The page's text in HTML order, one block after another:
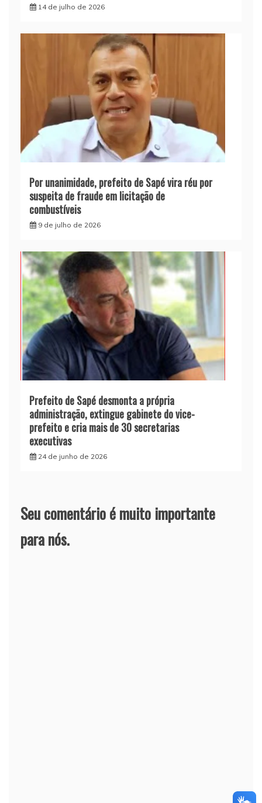
14 de julho de 2026
Por unanimidade, prefeito de Sapé vira réu por
suspeita de fraude em licitação de
combustíveis
9 de julho de 2026
Prefeito de Sapé desmonta a própria
administração, extingue gabinete do vice-
prefeito e cria mais de 30 secretarias
executivas
24 de junho de 2026
Seu comentário é muito importante
para nós.